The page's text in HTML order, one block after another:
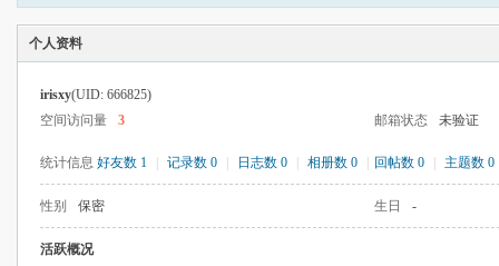
个人资料
irisxy(UID: 666825)
空间访问量
3 邮箱状态 未验证
统计信息 好友数 1 记录数 0 日志数 0 相册数 0 回帖数 0 主题数 0
性别 保密 生日 -
活跃概况